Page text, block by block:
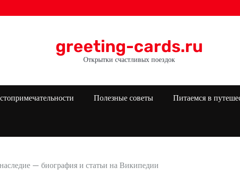
greeting-cards.ru
Открытки счастливых поездок
Полезные советы Питаемся в
— биография и статьи на Википедии